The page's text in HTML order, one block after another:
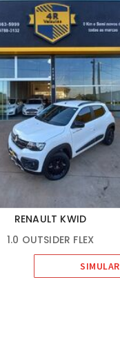
RENAULT KWID
1.0 OUTSIDER FLEX
SIMULAR